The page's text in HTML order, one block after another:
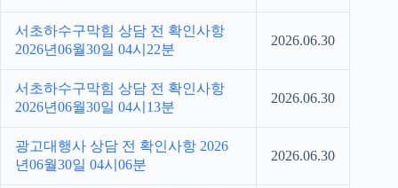
서초하수구막힘 상담 전 확인사항
2026년06월30일 04시22분
2026.06.30
서초하수구막힘 상담 전 확인사항
2026년06월30일 04시13분
2026.06.30
광고대행사 상담 전 확인사항 2026
년06월30일 04시06분
2026.06.30